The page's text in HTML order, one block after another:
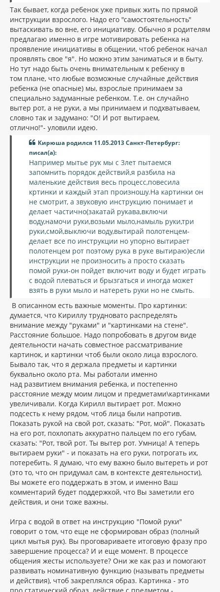
Так бывает, когда ребенок уже привык жить по прямой
инструкции взрослого. Надо его "самостоятельность"
вытаскивать во вне, его инициативу. Обычно я родителям
предлагаю именно в игре мотивировать ребенка на
проявление инициативы в общении, чтоб ребенок начал
проявлять свое "я". Но можно этим заниматься и в быту.
Но тут надо быть очень внимательным к ребенку в
том плане, что любые возможные случайные действия
ребенка (не опасные) мы, взрослые принимаем за
специально задуманные ребенком. Т.е. он случайно
вытер рот, а не руки, а мы принимаем и подхватываем,
словно так и задумано: "О! И рот вытираем,
отлично!"- уловили идею.
Кирюша родился 11.05.2013 Санкт-Петербург:
писал(а):
Например мытье рук мы с 3лет пытаемся
запомнить порядок действий,я разбила на
маленькие действия весь процесс,повесила
кртинки и каждый этап произношу.На картинки он
не смотрит, а звуковую инструкцию понимает и
делает частично(закатай рукава,включи
воду,намочи руки,возьми мыло,намыль руки,три
руки,смой,выключи воду,вытирай полотенцем-
делает все по инструкции но упорно вытирает
полотенцем рот поэтому рука в руке вытираю)если
инструкции не произносить а просто сказать
помой руки-он пойдет включит воду и будет играть
с водой плеваться и брызгаться и иногда может
взять в руки мыло и натереть руки но не смыть.
В описанном есть важные моменты. Про картинки:
думается, что Кириллу трудновато распределять
внимание между "руками" и "картинками на стене".
Расстояние большое. Надо попробовать в другом виде
деятельности начать совместное рассматривание
картинок, и картинки чтоб были около лица взрослого.
Бывало так, что я держала предметы и картинки
буквально около рта. Мы работали именно
над развитием внимания ребенка, и постепенно
расстояние между моим лицом и предметами\картинками
увеличивали. Когда Кирилл вытирает рот. Можно
подсесть к нему рядом, чтоб лица были напротив.
Показать рукой на свой рот, сказать: "Рот, мой". Показать
на его рот, похлопать аккуратно пальцем по его губам,
сказать: "Рот, твой рот. Ты вытер рот. Умница! А теперь
вытираем руки" - и показать на его руки, потрогать их,
потеребить. Я думаю, что ему важно было вытереть и рот
(это то, что он придумал сам, в контексте деятельности),
Вы можете его поддержать в этом, и именно Ваш
комментарий будет поддержкой, что Вы заметили его
действия, и они тоже важны.
Игра с водой в ответ на инструкцию "Помой руки"
говорит о том, что еще не сформирован образ (полный
цикл мытья рук). Вы проговариваете итоговую фразу про
завершение процесса? И и еще момент. В процессе
общения жесты используете? Они же как раз и помогают
развивать номинативную функцию (называть предметы
и действия), чтоб закреплялся образ. Картинка - это